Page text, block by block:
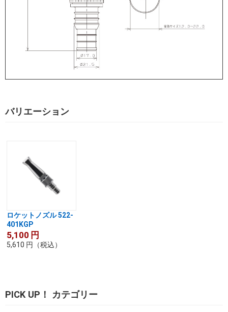
バリエーション
ロケットノズル 522-
401KGP
5,100 円
5,610 円 （税込）
PICK UP！ カテゴリー